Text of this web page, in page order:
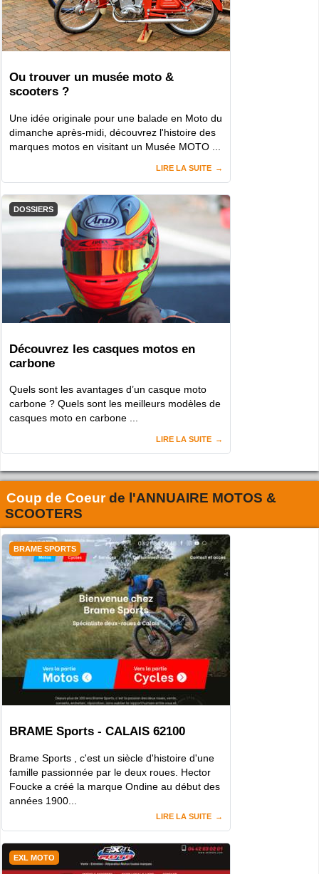
Ou trouver un musée moto &
scooters ?
Une idée originale pour une balade en Moto du
dimanche après-midi, découvrez l'histoire des
marques motos en visitant un Musée MOTO ...
LIRE LA SUITE
DOSSIERS
Découvrez les casques motos en
carbone
Quels sont les avantages d’un casque moto
carbone ? Quels sont les meilleurs modèles de
casques moto en carbone ...
LIRE LA SUITE
Coup de Coeurde l'ANNUAIRE MOTOS &
SCOOTERS
BRAME SPORTS
BRAME Sports - CALAIS 62100
Brame Sports , c'est un siècle d'histoire d'une
famille passionnée par le deux roues. Hector
Foucke a créé la marque Ondine au début des
années 1900...
LIRE LA SUITE
EXL MOTO